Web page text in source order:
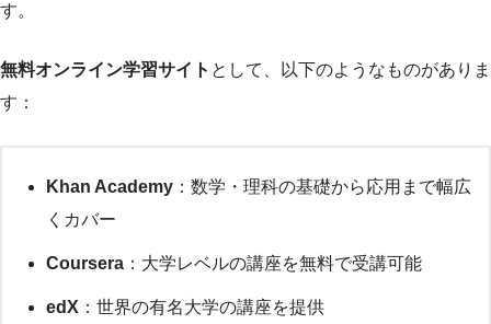
す。
無料オンライン学習サイト として、以下のようなものがありま
す：
Khan Academy ：数学・理科の基礎から応用まで幅広
くカバー
Coursera ：大学レベルの講座を無料で受講可能
edX ：世界の有名大学の講座を提供